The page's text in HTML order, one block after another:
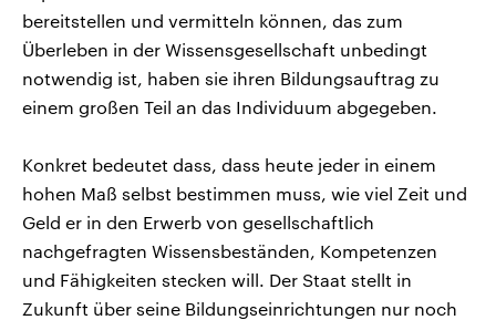
bereitstellen und vermitteln können, das zum
Überleben in der Wissensgesellschaft unbedingt
notwendig ist, haben sie ihren Bildungsauftrag zu
einem großen Teil an das Individuum abgegeben.
Konkret bedeutet dass, dass heute jeder in einem
hohen Maß selbst bestimmen muss, wie viel Zeit und
Geld er in den Erwerb von gesellschaftlich
nachgefragten Wissensbeständen, Kompetenzen
und Fähigkeiten stecken will. Der Staat stellt in
Zukunft über seine Bildungseinrichtungen nur noch